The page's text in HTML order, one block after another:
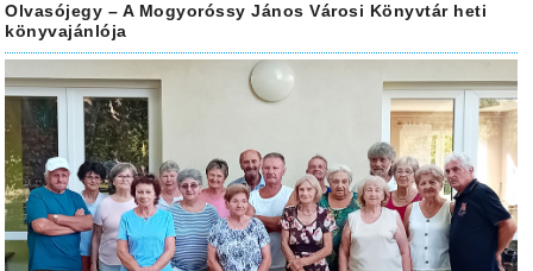
Olvasójegy – A Mogyoróssy János Városi Könyvtár heti
könyvajánlója